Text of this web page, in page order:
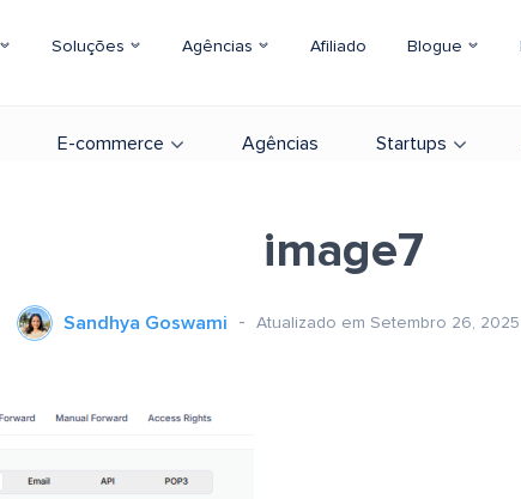
Soluções Agências Afiliado Blogue
E-commerce Agências Startups
image7
Sandhya Goswami Atualizado em Setembro 26, 2025